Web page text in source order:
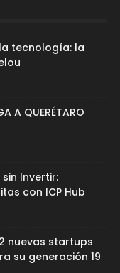
tecnología: la
A QUERÉTARO
Invertir:
con ICP Hub
nuevas startups
su generación 19